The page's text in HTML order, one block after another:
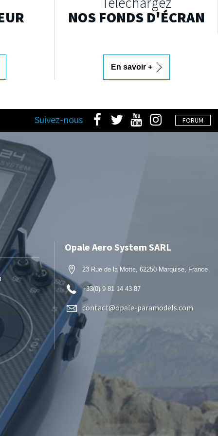
NOS FONDS D'ÉCRAN
En savoir +
FORUM
Suivez-nous
Opale Aero System SARL
23 Rue de la Motte, 62250 Marquise, France
+33(0) 9 81 14 43 87
contact@opale-paramodels.com